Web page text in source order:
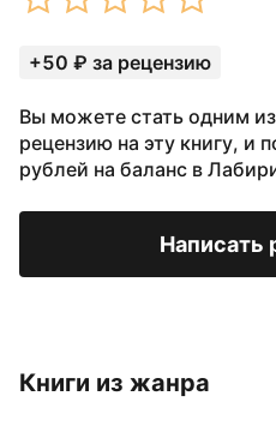
+50 ₽ за рецензию
Вы можете стать одним
рецензию на эту книгу, и
рублей на баланс в
Написать
Книги из жанра